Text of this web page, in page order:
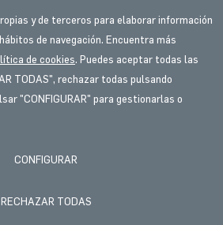
y de terceros para elaborar información
de navegación. Encuentra más
de cookies. Puedes aceptar todas las
TODAS", rechazar todas pulsando
"CONFIGURAR" para gestionarlas o
CONFIGURAR
RECHAZAR TODAS
PESADO